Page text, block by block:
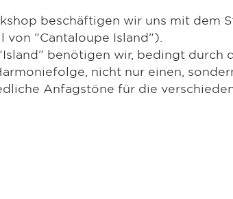
beschäftigen wir uns mit dem
von "Cantaloupe Island").
benötigen wir, bedingt durch
nicht nur einen,
Anfagstöne für die